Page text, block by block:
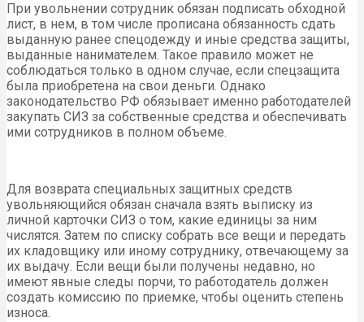
При увольнении сотрудник обязан подписать обходной
лист, в нем, в том числе прописана обязанность сдать
выданную ранее спецодежду и иные средства защиты,
выданные нанимателем. Такое правило может не
соблюдаться только в одном случае, если спецзащита
была приобретена на свои деньги. Однако
законодательство РФ обязывает именно работодателей
закупать СИЗ за собственные средства и обеспечивать
ими сотрудников в полном объеме.
Для возврата специальных защитных средств
увольняющийся обязан сначала взять выписку из
личной карточки СИЗ о том, какие единицы за ним
числятся. Затем по списку собрать все вещи и передать
их кладовщику или иному сотруднику, отвечающему за
их выдачу. Если вещи были получены недавно, но
имеют явные следы порчи, то работодатель должен
создать комиссию по приемке, чтобы оценить степень
износа.